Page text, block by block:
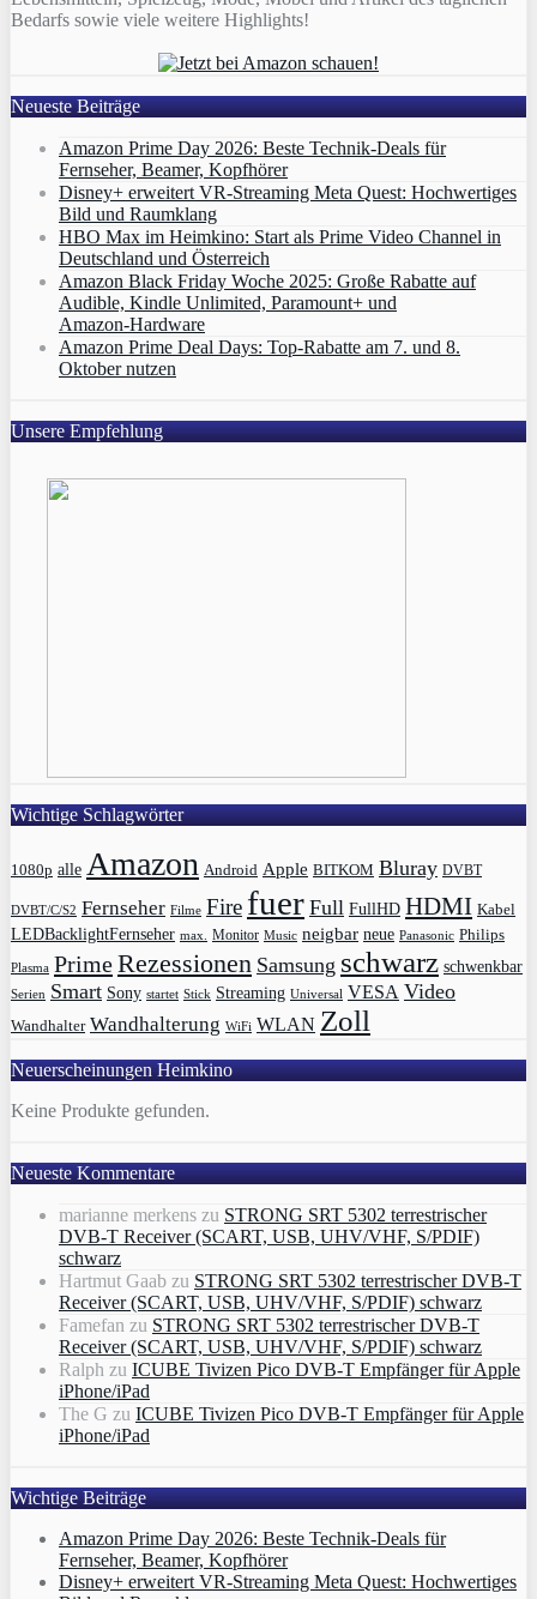
Bedarfs sowie viele weitere Highlights!
Neueste Beiträge
Amazon Prime Day 2026: Beste Technik-Deals für
Fernseher, Beamer, Kopfhörer
Disney+ erweitert VR‑Streaming Meta Quest: Hochwertiges
Bild und Raumklang
HBO Max im Heimkino: Start als Prime Video Channel in
Deutschland und Österreich
Amazon Black Friday Woche 2025: Große Rabatte auf
Audible, Kindle Unlimited, Paramount+ und
Amazon‑Hardware
Amazon Prime Deal Days: Top-Rabatte am 7. und 8.
Oktober nutzen
Unsere Empfehlung
Wichtige Schlagwörter
1080p alle Amazon Android Apple BITKOM Bluray DVBT
DVBT/C/S2 Fernseher Filme Fire fuer Full FullHD HDMI Kabel
LEDBacklightFernseher max. Monitor Music neigbar neue Panasonic Philips
Plasma PrimeRezessionen Samsung schwarz schwenkbar
Serien Smart Sony startet Stick Streaming Universal VESA Video
Wandhalter Wandhalterung WiFi WLAN Zoll
Neuerscheinungen Heimkino
Keine Produkte gefunden.
Neueste Kommentare
marianne merkens zu STRONG SRT 5302 terrestrischer
DVB-T Receiver (SCART, USB, UHV/VHF, S/PDIF)
schwarz
Hartmut Gaab zu STRONG SRT 5302 terrestrischer DVB-T
Receiver (SCART, USB, UHV/VHF, S/PDIF) schwarz
Famefan zu STRONG SRT 5302 terrestrischer DVB-T
Receiver (SCART, USB, UHV/VHF, S/PDIF) schwarz
Ralph zu ICUBE Tivizen Pico DVB-T Empfänger für Apple
iPhone/iPad
The G zu ICUBE Tivizen Pico DVB-T Empfänger für Apple
iPhone/iPad
Wichtige Beiträge
Amazon Prime Day 2026: Beste Technik-Deals für
Fernseher, Beamer, Kopfhörer
Disney+ erweitert VR‑Streaming Meta Quest: Hochwertiges